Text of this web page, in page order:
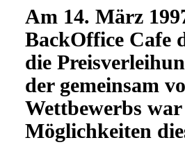
Am 14. März
BackOffice Cafe
die
der gemeinsam
Wettbewerbs
Möglichkeiten